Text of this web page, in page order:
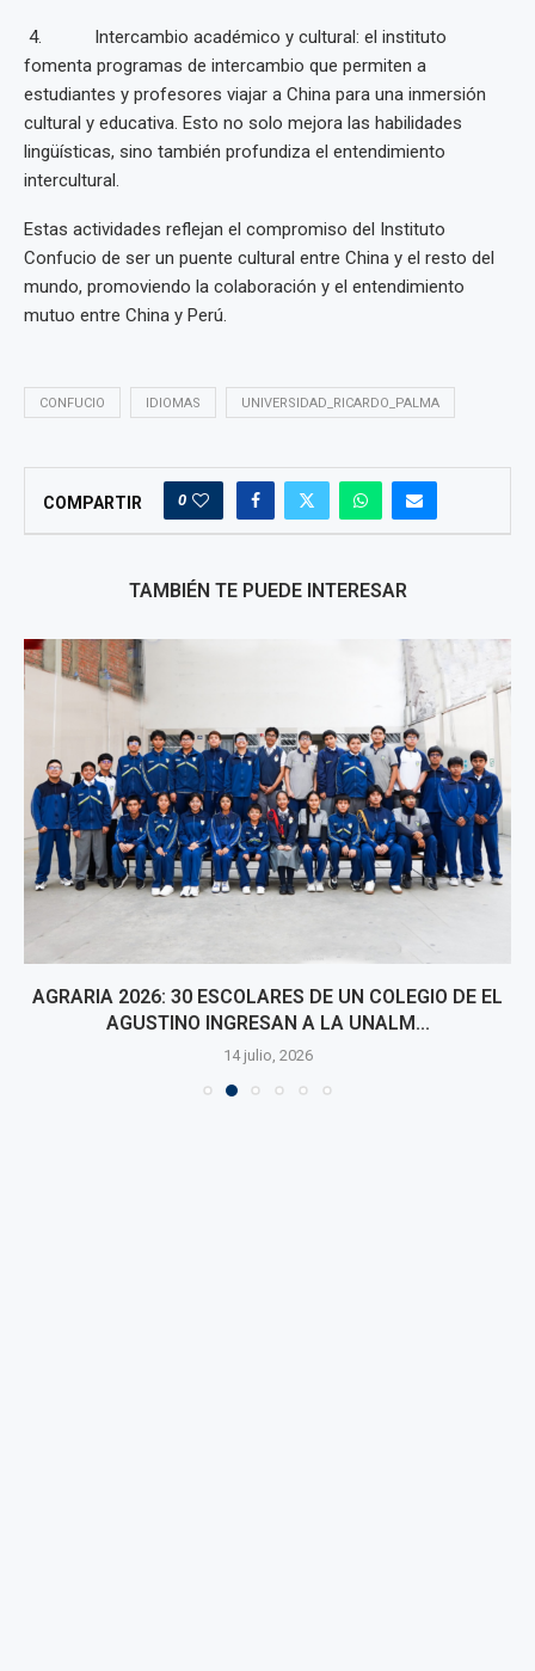
4. Intercambio académico y cultural: el instituto
fomenta programas de intercambio que permiten a
estudiantes y profesores viajar a China para una inmersión
cultural y educativa. Esto no solo mejora las habilidades
lingüísticas, sino también profundiza el entendimiento
intercultural.
Estas actividades reflejan el compromiso del Instituto
Confucio de ser un puente cultural entre China y el resto del
mundo, promoviendo la colaboración y el entendimiento
mutuo entre China y Perú.
CONFUCIO IDIOMAS UNIVERSIDAD_RICARDO_PALMA
COMPARTIR 0
TAMBIÉN TE PUEDE INTERESAR
AGRARIA 2026: 30 ESCOLARES DE UN COLEGIO DE EL
AGUSTINO INGRESAN A LA UNALM...
14 julio, 2026